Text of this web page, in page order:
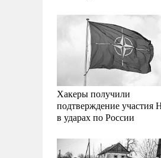
Хакеры получили
подтверждение
в ударах по России